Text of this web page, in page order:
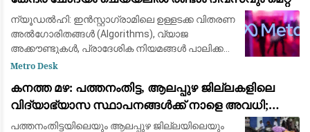
ന്യൂഡൽഹി: ഇൻസ്റ്റാഗ്രാമിലെ ഉള്ളടക്ക വിതരണ
അൽഗോരിതങ്ങൾ (Algorithms), വ്യാജ
അക്കൗണ്ടുകൾ, പ്രാദേശിക നിയമങ്ങൾ പാലിക്കൽ
എന്നിവയുമായി ബന്ധപ്പെട്ട് സോഷ്യൽ മീഡിയ
Metro Desk
കനത്ത മഴ: പത്തനംതിട്ട, ആലപ്പുഴ ജില്ലകളിലെ
വിദ്യാഭ്യാസ സ്ഥാപനങ്ങൾക്ക് നാളെ അവധി;
ഓറഞ്ച് അലർട്ട് പ്രഖ്യാപിച്ചു
പത്തനംതിട്ടയിലെയും ആലപ്പുഴ ജില്ലയിലെയും